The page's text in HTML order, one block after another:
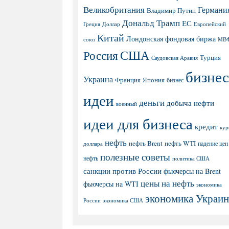
Великобритания Владимир Путин
Греция Доллар Дональд Трамп ЕС Европейский
союз Китай Лондонская фондовая биржа
РоссияСША Саудовская Аравия Турция
Украина Франция Япония бизнес бизнес
идеи военный деньги добыча нефти
идеи для бизнеса кредит
доллара нефть нефть Brent нефть WTI падение
нефть полезные советы политика США
санкции против России фьючерсы на Brent
фьючерсы на WTI цены на нефть экономика
России экономика США экономика